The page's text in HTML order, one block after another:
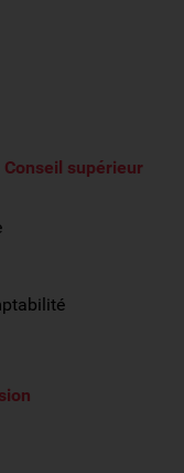
supérieur